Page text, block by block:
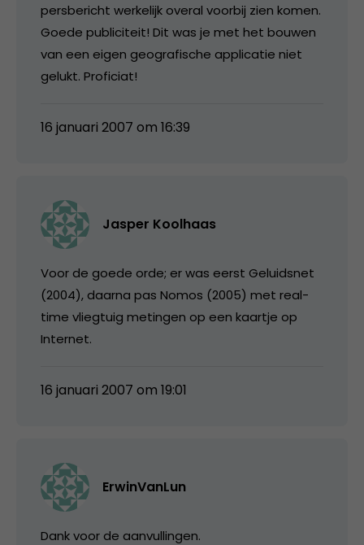
persbericht werkelijk overal voorbij zien komen.
Goede publiciteit! Dit was je met het bouwen
van een eigen geografische applicatie niet
gelukt. Proficiat!
16 januari 2007 om 16:39
Jasper Koolhaas
Voor de goede orde; er was eerst Geluidsnet
(2004), daarna pas Nomos (2005) met real-
time vliegtuig metingen op een kaartje op
Internet.
16 januari 2007 om 19:01
ErwinVanLun
Dank voor de aanvullingen.